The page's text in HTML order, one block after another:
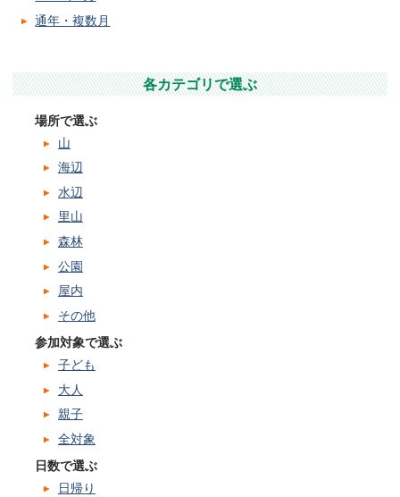
通年・複数月
各カテゴリで選ぶ
場所で選ぶ
山
海辺
水辺
里山
森林
公園
屋内
その他
参加対象で選ぶ
子ども
大人
親子
全対象
日数で選ぶ
日帰り